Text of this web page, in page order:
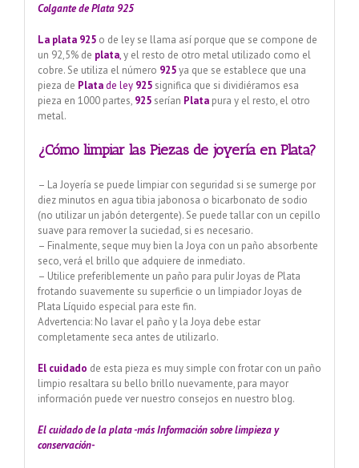
Colgante de Plata 925
La plata 925 o de ley se llama así porque que se compone de
un 92,5% de plata,y el resto de otro metal utilizado como el
cobre. Se utiliza el número 925ya que se establece que una
pieza de Platade ley 925significa que si dividiéramos esa
pieza en 1000 partes, 925serían Platapura y el resto, el otro
metal.
¿Cómo limpiar las Piezas de joyería en Plata?
– La Joyería se puede limpiar con seguridad si se sumerge por
diez minutos en agua tibia jabonosa o bicarbonato de sodio
(no utilizar un jabón detergente). Se puede tallar con un cepillo
suave para remover la suciedad, si es necesario.
– Finalmente, seque muy bien la Joya con un paño absorbente
seco, verá el brillo que adquiere de inmediato.
– Utilice preferiblemente un paño para pulir Joyas de Plata
frotando suavemente su superficie o un limpiador Joyas de
Plata Líquido especial para este fin.
Advertencia: No lavar el paño y la Joya debe estar
completamente seca antes de utilizarlo.
El cuidado de esta pieza es muy simple con frotar con un paño
limpio resaltara su bello brillo nuevamente, para mayor
información puede ver nuestro consejos en nuestro blog.
El cuidado dela plata -más Información sobre limpieza y
conservación-